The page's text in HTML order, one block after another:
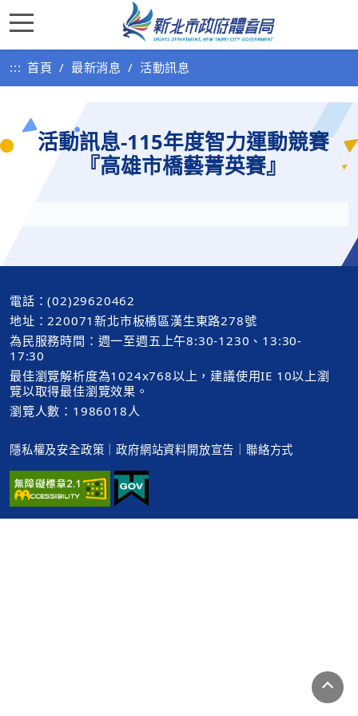
::: 首頁 最新消息 活動訊息
活動訊息-115年度智力運動競賽
『高雄市橋藝菁英賽』
電話：(02)29620462
地址：220071新北市板橋區漢生東路278號
為民服務時間：週一至週五上午8:30-1230、13:30-
17:30
最佳瀏覽解析度為1024x768以上，建議使用IE 10以上瀏
覽以取得最佳瀏覽效果。
瀏覽人數：1986018人
隱私權及安全政策 ｜政府網站資料開放宣告 ｜聯絡方式